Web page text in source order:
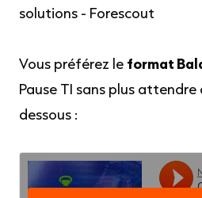
solutions - Forescout
Vous préférez le format
Pause TI sans plus
dessous :